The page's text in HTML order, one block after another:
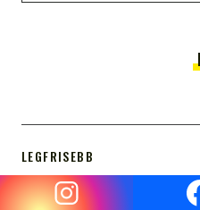
LEGFRISEBB
Harriet Constable: A hegedűvirtuóz